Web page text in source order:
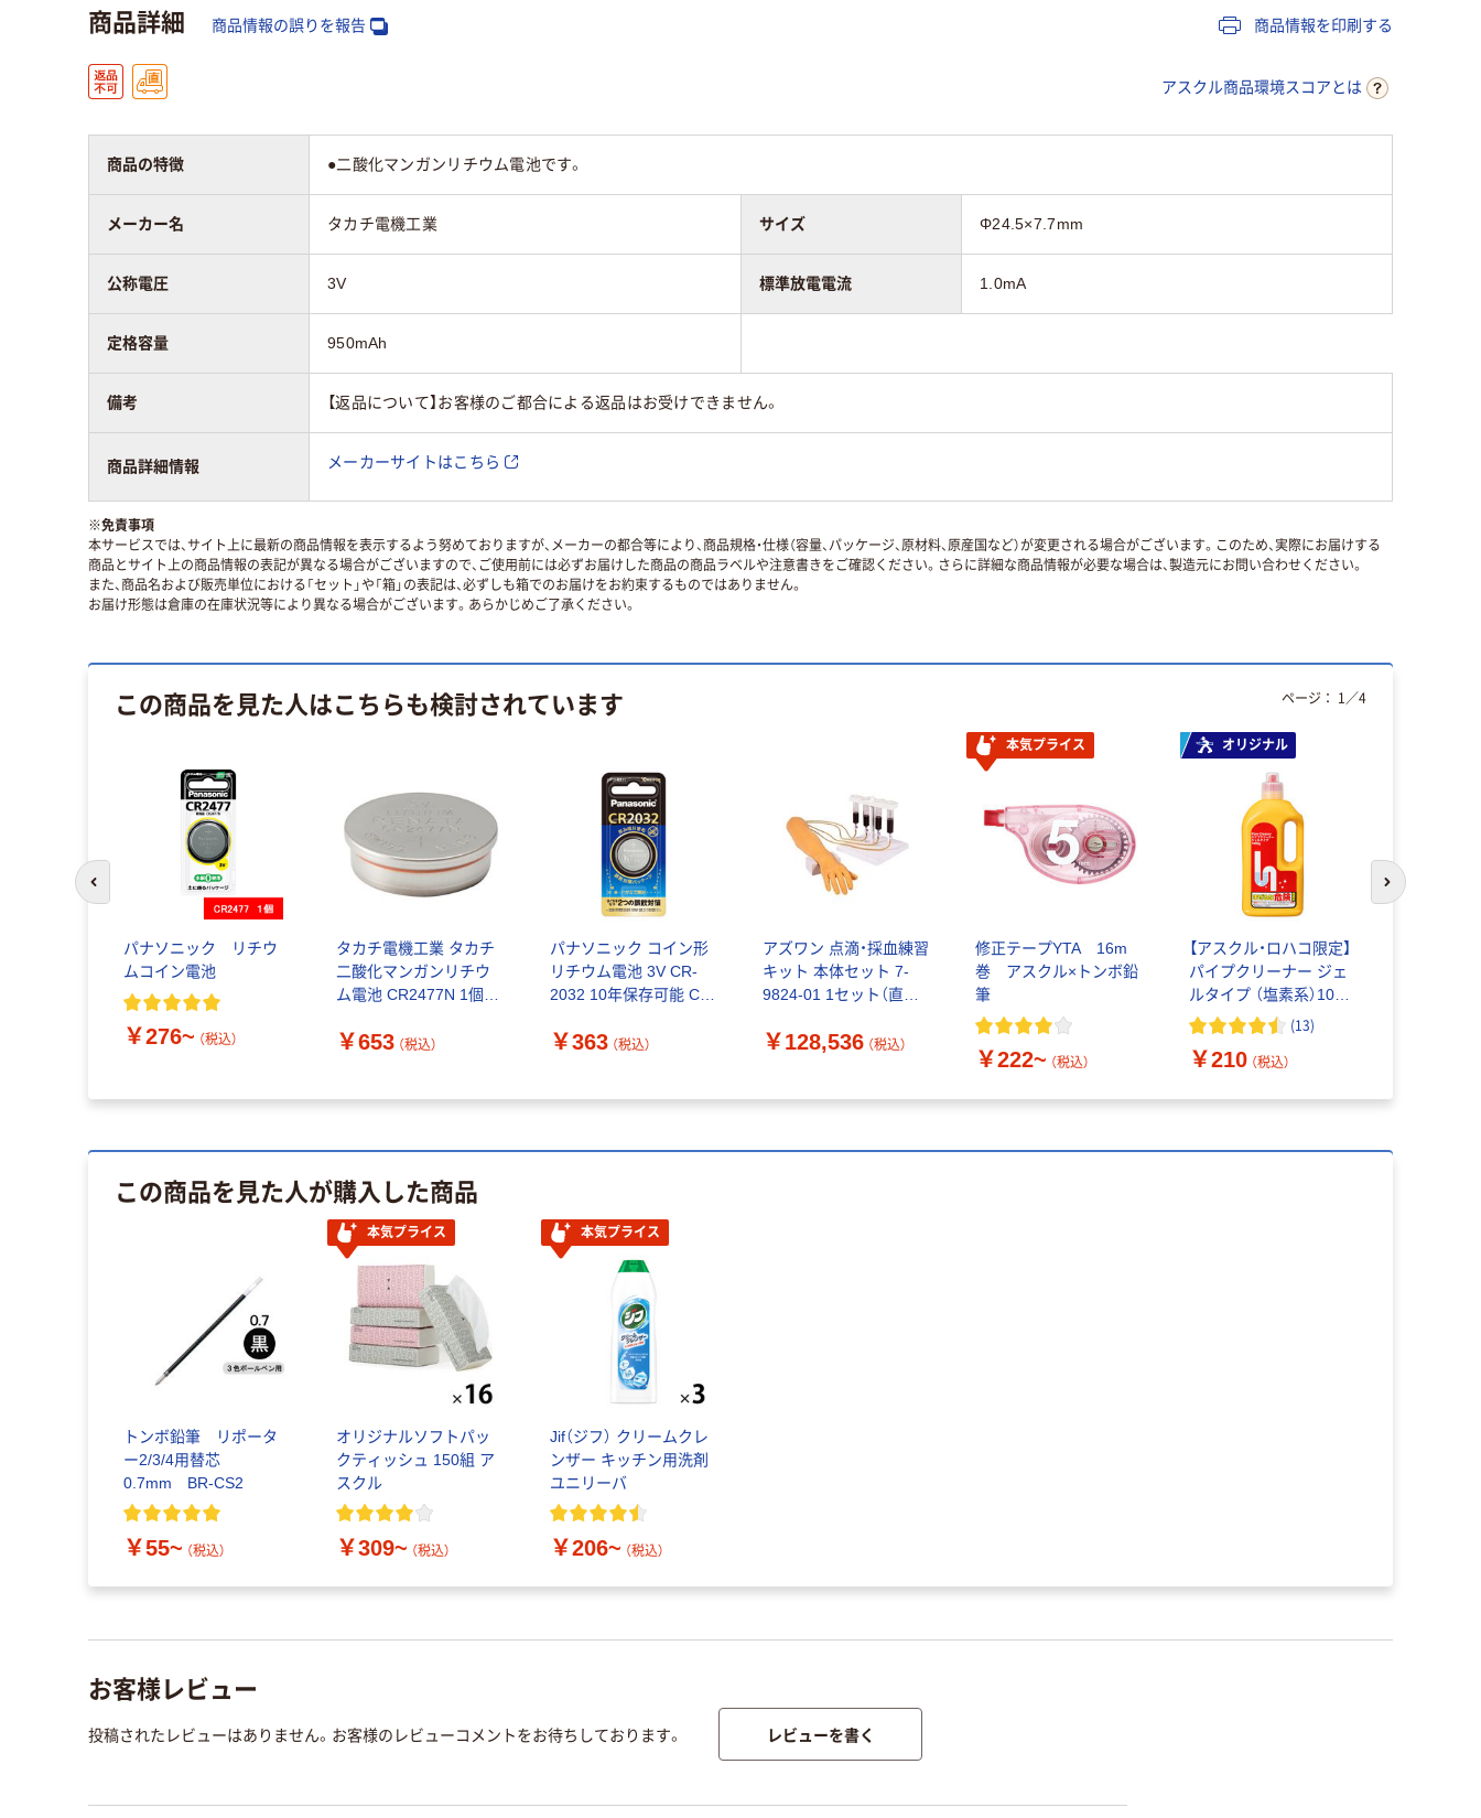
商品詳細 商品情報の誤りを報告 商品情報を印刷する
アスクル商品環境スコアとは
商品の特徴 ●二酸化マンガンリチウム電池です。
メーカー名 タカチ電機工業 サイズ Φ24.5×7.7mm
公称電圧 3V 標準放電電流 1.0mA
定格容量 950mAh
備考 【返品について】お客様のご都合による返品はお受けできません。
商品詳細情報 メーカーサイトはこちら
※免責事項
本サービスでは、サイト上に最新の商品情報を表示するよう努めておりますが、メーカーの都合等により、商品規格・仕様（容量、パッケージ、原材料、原産国など）が変更される場合がございます。このため、実際にお届けする
商品とサイト上の商品情報の表記が異なる場合がございますので、ご使用前には必ずお届けした商品の商品ラベルや注意書きをご確認ください。さらに詳細な商品情報が必要な場合は、製造元にお問い合わせください。
また、商品名および販売単位における「セット」や「箱」の表記は、必ずしも箱でのお届けをお約束するものではありません。
お届け形態は倉庫の在庫状況等により異なる場合がございます。あらかじめご了承ください。
この商品を見た人はこちらも検討されています
パナソニック リチウ
ムコイン電池
￥276~ （税込）
タカチ電機工業 タカチ
二酸化マンガンリチウ
ム電池 CR2477N 1個
￥653 （税込）
パナソニック コイン形
リチウム電池 3V CR-
2032 10年保存可能 CR-
￥363 （税込）
アズワン 点滴・採血練習
キット 本体セット 7-
9824-01 1セット（直送
￥128,536 （税込）
本気プライス
修正テープYTA 16m
巻 アスクル×トンボ鉛
筆
￥222~ （税込）
オリジナル
【アスクル・ロハコ限定】
パイプクリーナー ジェ
ルタイプ （塩素系）1000
ｍL 4978951 1個 ミ
(13)
￥210 （税込）
ページ： 1 ／4
前のスライドへ 次のスライド
この商品を見た人が購入した商品
トンボ鉛筆 リポータ
ー2/3/4用替芯
0.7mm BR-CS2
￥55~ （税込）
本気プライス
オリジナルソフトパッ
クティッシュ 150組 ア
スクル
￥309~ （税込）
本気プライス
Jif（ジフ） クリームクレ
ンザー キッチン用洗剤
ユニリーバ
￥206~ （税込）
お客様レビュー
投稿されたレビューはありません。お客様のレビューコメントをお待ちしております。 レビューを書く